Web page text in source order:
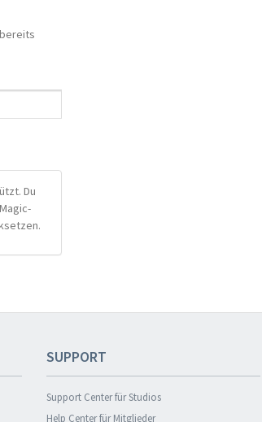
Du
SUPPORT
Support Center für Studios
Help Center für Mitglieder